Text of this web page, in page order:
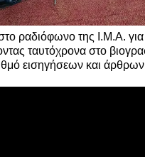
στο ραδιόφωνο της Ι.Μ.Α.
ταυτόχρονα στο
εισηγήσεων και